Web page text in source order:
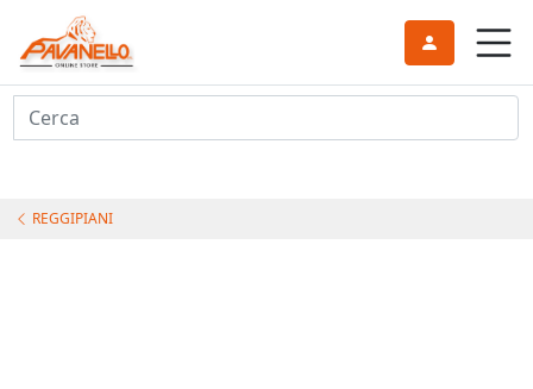
Cerca
REGGIPIANI